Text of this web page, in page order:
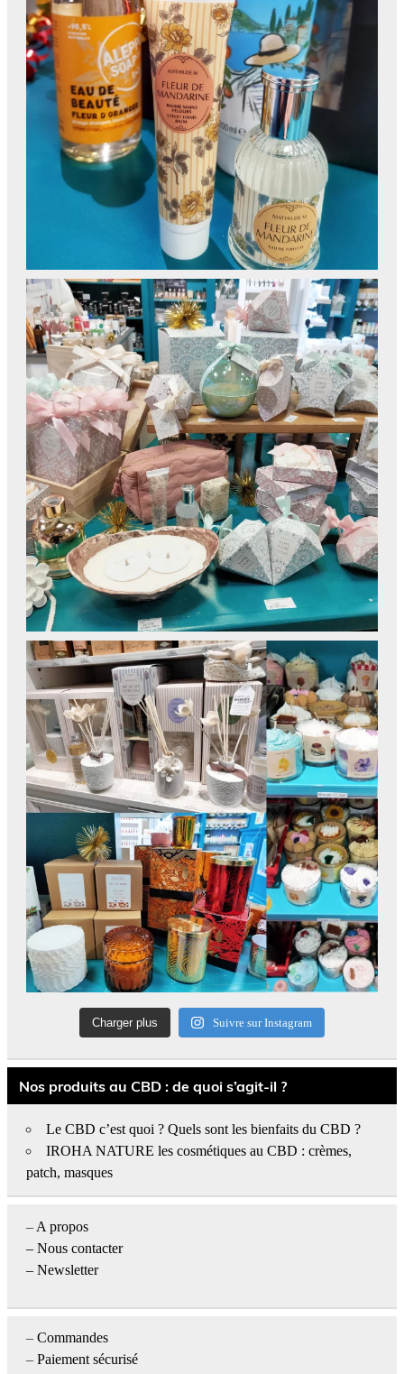
Charger plus Suivre sur Instagram
Nos produits au CBD : de quoi s’agit-il ?
Le CBD c’est quoi ? Quels sont les bienfaits du CBD ?
IROHA NATURE les cosmétiques au CBD : crèmes,
patch, masques
– A propos
– Nous contacter
– Newsletter
– Commandes
– Paiement sécurisé